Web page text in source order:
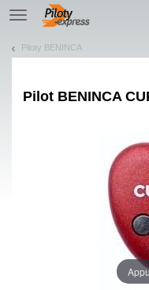
TE
navigation
Piloty BENINCA
Pilot BENINCA
Pozwól, że przedstawimy nasze